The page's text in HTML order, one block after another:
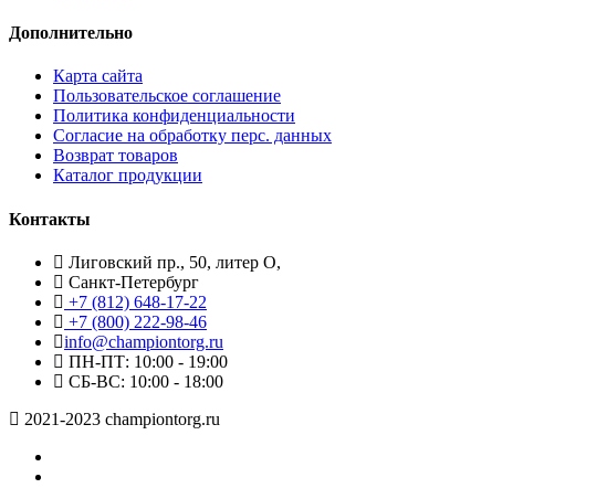
Дополнительно
Карта сайта
Пользовательское соглашение
Политика конфиденциальности
Согласие на обработку перс. данных
Возврат товаров
Каталог продукции
Контакты
Лиговский пр., 50, литер О,
Санкт-Петербург
+7 (812) 648-17-22
+7 (800) 222-98-46
info@championtorg.ru
ПН-ПТ: 10:00 - 19:00
СБ-ВС: 10:00 - 18:00
2021-2023 championtorg.ru